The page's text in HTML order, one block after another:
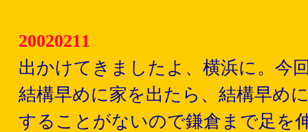
20020211
出かけてきましたよ、横浜に。今
結構早めに家を出たら、結構早め
することがないので鎌倉まで足を